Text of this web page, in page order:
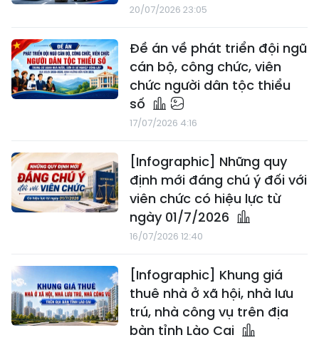
20/07/2026 23:05
Đề án về phát triển đội ngũ
cán bộ, công chức, viên
chức người dân tộc thiểu
số
17/07/2026 4:16
[Infographic] Những quy
định mới đáng chú ý đối với
viên chức có hiệu lực từ
ngày 01/7/2026
16/07/2026 12:40
[Infographic] Khung giá
thuê nhà ở xã hội, nhà lưu
trú, nhà công vụ trên địa
bàn tỉnh Lào Cai